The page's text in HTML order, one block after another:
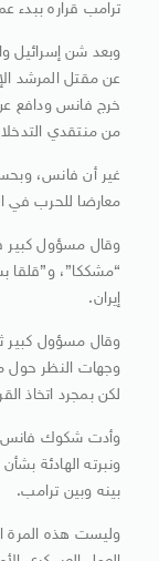
ترامب قراره ببدء
وبعد شن إسرائيل
عن مقتل المرشد
خرج فانس ودافع
من منتقدي
غير أن فانس،
معارضا للحرب في
وقال مسؤول كبير
“مشككا”، و”قلقا
إيران.
وقال مسؤول كبير
وجهات النظر حول
لكن بمجرد اتخاذ
وأدت شكوك فانس
ونبرته الهادئة
بينه وبين ترامب.
وليست هذه المرة